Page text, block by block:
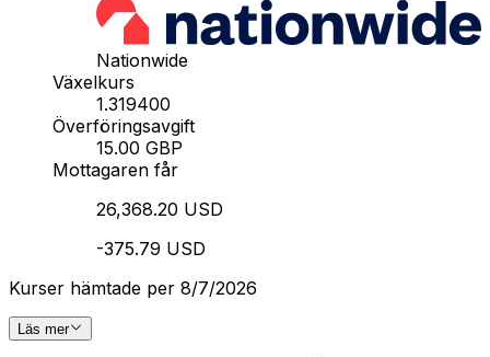
Nationwide
Växelkurs
1.319400
Överföringsavgift
15.00 GBP
Mottagaren får
26,368.20 USD
-375.79 USD
Kurser hämtade per 8/7/2026
Läs mer